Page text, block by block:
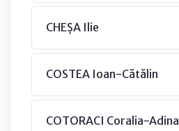
CHEȘA Ilie
COSTEA Ioan-Cătălin
COTORACI Coralia-Adina